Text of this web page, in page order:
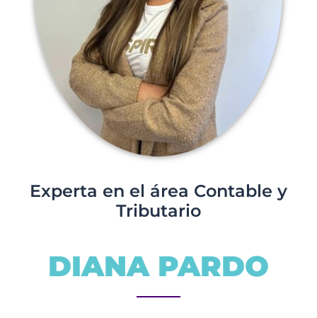
Experta en el área Contable y
Tributario
DIANA PARDO